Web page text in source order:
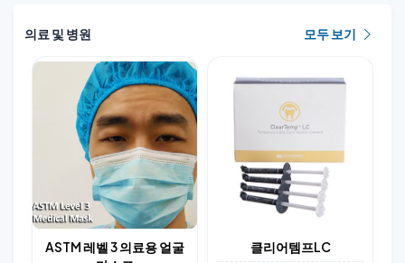
의료 및 병원 모두 보기
ASTM 레벨 3 의료용 얼굴
클리어템프LC